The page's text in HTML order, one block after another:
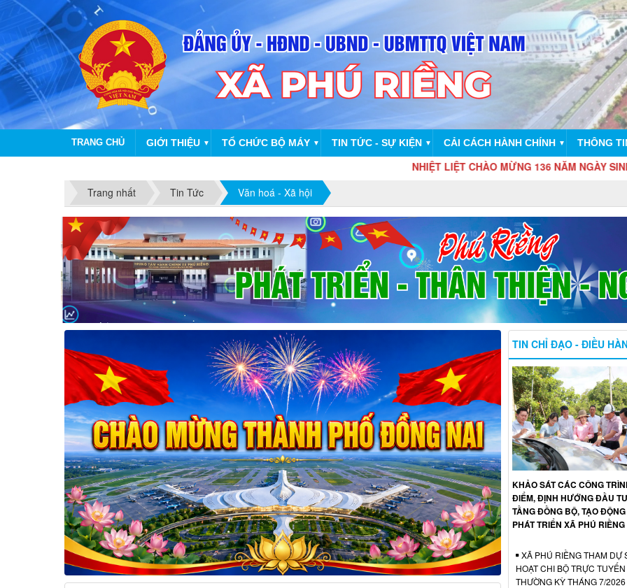
TRANG CHỦ GIỚI THIỆU ▼ TỔ CHỨC BỘ MÁY ▼ TIN TỨC - SỰ KIỆN ▼ CẢI CÁCH HÀNH CHÍNH ▼ THÔNG
NHIỆT LIỆT CHÀO MỪNG 136 NĂM NGÀY SINH CHỦ
Trang nhất
Tin Tức Văn hoá - Xã hội
TIN CHỈ ĐẠO - ĐIỀU
KHẢO SÁT CÁC CÔNG
ĐIỂM, ĐỊNH HƯỚNG ĐẦU
TẦNG ĐỒNG BỘ, TẠO
PHÁT TRIỂN XÃ PHÚ RIỀNG
XÃ PHÚ RIỀNG THAM DỰ
HOẠT CHI BỘ TRỰC TUYẾN
THƯỜNG KỲ THÁNG 7/2026